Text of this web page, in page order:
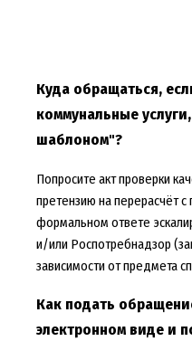
Куда обращаться,
коммунальные
шаблоном"?
Попросите акт проверки
претензию на перерасчёт
формальном ответе
и/или Роспотребнадзор
зависимости от предмета
Как подать
электронном виде и